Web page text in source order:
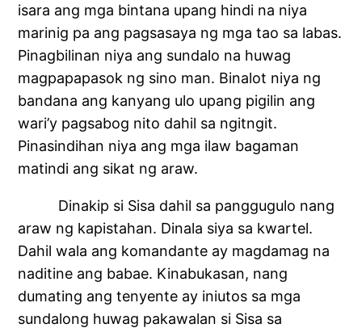
isara ang mga bintana upang hindi na niya
marinig pa ang pagsasaya ng mga tao sa labas.
Pinagbilinan niya ang sundalo na huwag
magpapapasok ng sino man. Binalot niya ng
bandana ang kanyang ulo upang pigilin ang
wari’y pagsabog nito dahil sa ngitngit.
Pinasindihan niya ang mga ilaw bagaman
matindi ang sikat ng araw.
Dinakip si Sisa dahil sa panggugulo nang
araw ng kapistahan. Dinala siya sa kwartel.
Dahil wala ang komandante ay magdamag na
naditine ang babae. Kinabukasan, nang
dumating ang tenyente ay iniutos sa mga
sundalong huwag pakawalan si Sisa sa